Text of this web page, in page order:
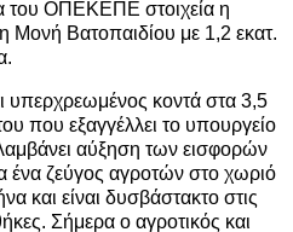
του ΟΠΕΚΕΠΕ στοιχεία η
Μονή Βατοπαιδίου με 1,2 εκατ.
υπερχρεωμένος κοντά στα 3,5
που εξαγγέλλει το υπουργείο
αύξηση των εισφορών
ένα ζεύγος αγροτών στο χωριό
και είναι δυσβάστακτο στις
Σήμερα ο αγροτικός και